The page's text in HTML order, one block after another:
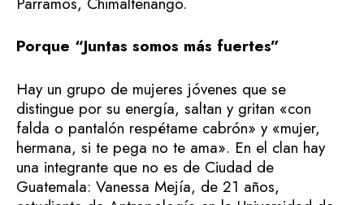
Porque “Juntas somos más fuertes”
Hay un grupo de mujeres jóvenes que se
distingue por su energía, saltan y gritan «con
falda o pantalón respétame cabrón» y «mujer,
hermana, si te pega no te ama». En el clan hay
una integrante que no es de Ciudad de
Guatemala: Vanessa Mejía, de 21 años,